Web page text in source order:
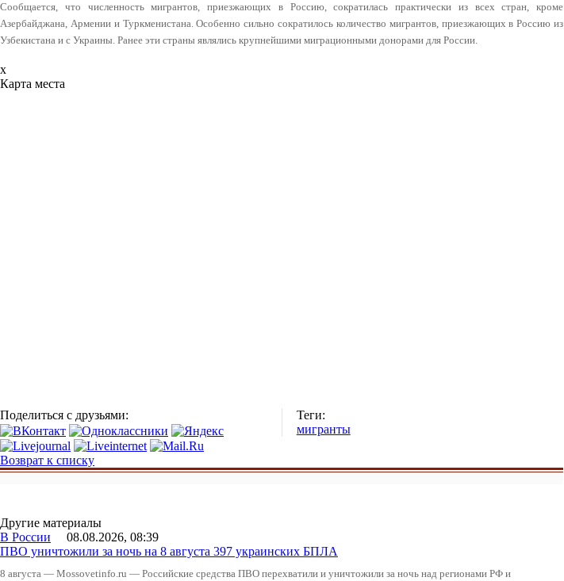
Сообщается, что численность мигрантов, приезжающих в Россию, сократилась практически из всех стран, кроме
Азербайджана, Армении и Туркменистана. Особенно сильно сократилось количество мигрантов, приезжающих в Россию из
Узбекистана и с Украины. Ранее эти страны являлись крупнейшими миграционными донорами для России.
x
Карта места
Поделиться с друзьями:
Теги:
мигранты
Возврат к списку
Другие материалы
В России 08.08.2026, 08:39
ПВО уничтожили за ночь на 8 августа 397 украинских БПЛА
8 августа — Mossovetinfo.ru — Российские средства ПВО перехватили и уничтожили за ночь над регионами РФ и